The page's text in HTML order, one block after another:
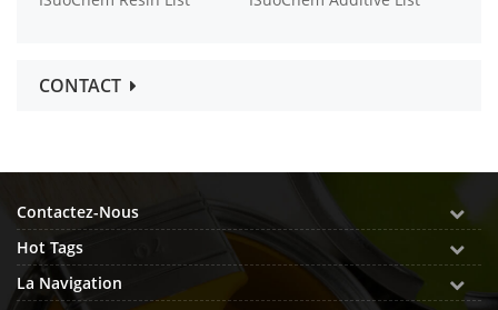
CONTACT
Contactez-Nous
Hot Tags
La Navigation